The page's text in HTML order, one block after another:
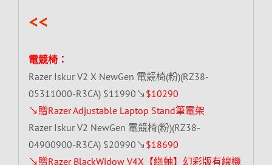
<<
電競椅：
Razer Iskur V2 X NewGen 電競椅(粉)(RZ38-
05311000-R3CA) $11990↘ $10290
↘贈Razer Adjustable Laptop Stand筆電架
Razer Iskur V2 NewGen 電競椅(粉)(RZ38-
04900900-R3CA) $20990↘ $18690
↘贈Razer BlackWidow V4X【綠軸】幻彩版有線機